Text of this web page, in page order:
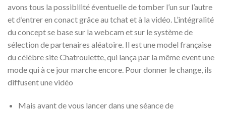
avons tous la possibilité éventuelle de tomber l’un sur l’autre
et d’entrer en conact grâce au tchat et à la vidéo. L’intégralité
du concept se base sur la webcam et sur le système de
sélection de partenaires aléatoire. Il est une model française
du célèbre site Chatroulette, qui lança par la même event une
mode qui à ce jour marche encore. Pour donner le change, ils
diffusent une vidéo
Mais avant de vous lancer dans une séance de